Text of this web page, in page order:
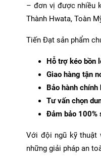
– đơn vị được nhiều
Thành Hwata, Toàn
Tiến Đạt sản phẩm
Hỗ trợ kéo bồn
Giao hàng tận
Bảo hành chính
Tư vấn chọn
Đảm bảo 100%
Với đội ngũ kỹ thuật
những giải pháp an